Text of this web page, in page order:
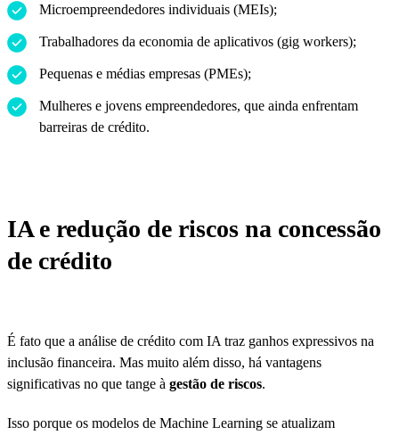
Microempreendedores individuais (MEIs);
Trabalhadores da economia de aplicativos (gig workers);
Pequenas e médias empresas (PMEs);
Mulheres e jovens empreendedores, que ainda enfrentam
barreiras de crédito.
IA e redução de riscos na concessão
de crédito
É fato que a análise de crédito com IA traz ganhos expressivos na
inclusão financeira. Mas muito além disso, há vantagens
significativas no que tange à gestão de riscos.
Isso porque os modelos de Machine Learning se atualizam